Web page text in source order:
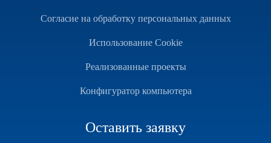
Согласие на обработку персональных данных
Использование Cookie
Реализованные проекты
Конфигуратор компьютера
Оставить заявку